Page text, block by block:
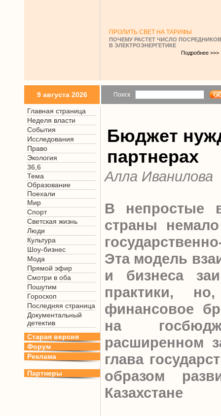
ПРОЛИТЬ СВЕТ НА ТАРИФЫ
ПОЧЕМУ РАСТЕТ ЧИСЛО ПОСРЕДНИКОВ
В ЭЛЕКТРОЭНЕРГЕТИКЕ
Подробнее >>>
9 августа 2026 Поиск
Главная страница
Неделя власти
События
Исследования
Право
Экология
36,6
Тема
Образование
Поехали
Мир
Спорт
Светская жизнь
Люди
Культура
Шоу-бизнес
Мода
Прямой эфир
Смотри в оба
Пошутим
Гороскоп
Последняя страница
Документальный
детектив
Старая версия
Форум
Реклама
Партнеры
Бюджет
партнерах
Алла Иванилова
В непростые
страны
Эта модель
и бизнеса
практики,
финансовое
на
расширенном
глава
образом
Казахстане